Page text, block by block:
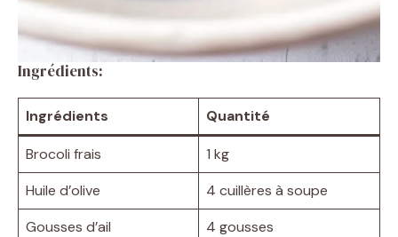
Ingrédients:
Ingrédients Quantité
Brocoli frais
1 kg
Huile d’olive
4 cuillères à soupe
Gousses d’ail
4 gousses